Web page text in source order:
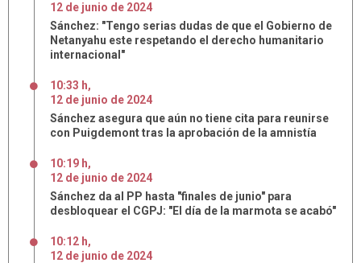
12 de junio de 2024
Sánchez: "Tengo serias dudas de que el Gobierno de
Netanyahu este respetando el derecho humanitario
internacional"
10:33 h,
12 de junio de 2024
Sánchez asegura que aún no tiene cita para reunirse
con Puigdemont tras la aprobación de la amnistía
10:19 h,
12 de junio de 2024
Sánchez da al PP hasta "finales de junio" para
desbloquear el CGPJ: "El día de la marmota se acabó"
10:12 h,
12 de junio de 2024